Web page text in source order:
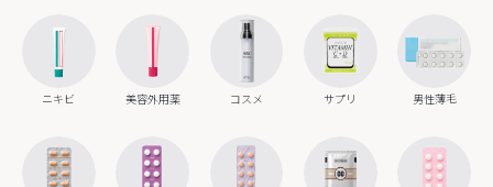
ニキビ 美容外用薬 コスメ サプリ 男性薄毛